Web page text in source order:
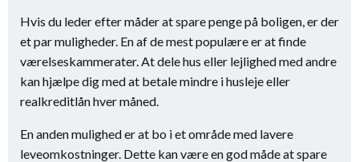
Hvis du leder efter måder at spare penge på boligen, er der
et par muligheder. En af de mest populære er at finde
værelseskammerater. At dele hus eller lejlighed med andre
kan hjælpe dig med at betale mindre i husleje eller
realkreditlån hver måned.
En anden mulighed er at bo i et område med lavere
leveomkostninger. Dette kan være en god måde at spare